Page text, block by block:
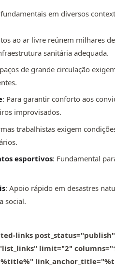
em diversos
ao ar livre reúnem milhares de
sanitária adequada.
de grande circulação
: Para garantir conforto aos
improvisados.
trabalhistas exigem
esportivos: Fundamental
: Apoio rápido em desastres
social.
links post_status="publish"
limit="2"